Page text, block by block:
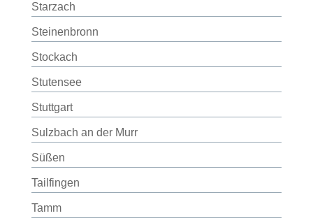
Starzach
Steinenbronn
Stockach
Stutensee
Stuttgart
Sulzbach an der Murr
Süßen
Tailfingen
Tamm